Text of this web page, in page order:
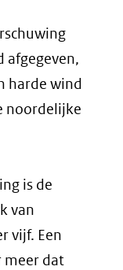
afgegeven,
harde wind
noordelijke
is de
van
vijf. Een
meer dat